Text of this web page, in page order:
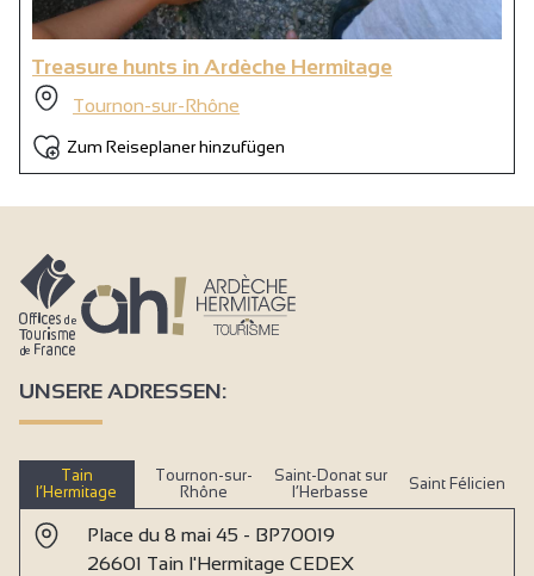
Treasure hunts in Ardèche Hermitage
Tournon-sur-Rhône
Zum Reiseplaner hinzufügen
UNSERE ADRESSEN:
Tain
l’Hermitage
Tournon-sur-
Rhône
Saint-Donat sur
l’Herbasse
Saint Félicien
Place du 8 mai 45 - BP70019
26601 Tain l'Hermitage CEDEX